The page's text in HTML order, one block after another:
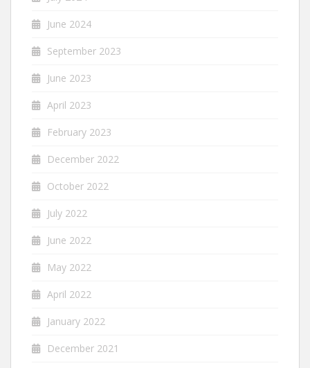
June 2024
September 2023
June 2023
April 2023
February 2023
December 2022
October 2022
July 2022
June 2022
May 2022
April 2022
January 2022
December 2021